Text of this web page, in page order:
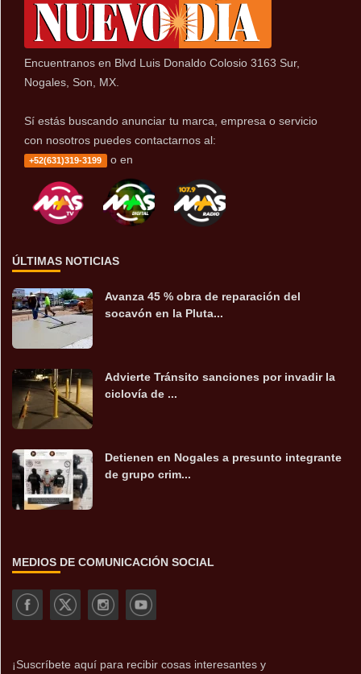
Encuentranos en Blvd Luis Donaldo Colosio 3163 Sur,
Nogales, Son, MX.
Sí estás buscando anunciar tu marca, empresa o servicio
con nosotros puedes contactarnos al:
+52(631)319-3199 o en
ÚLTIMAS NOTICIAS
Avanza 45 % obra de reparación del
socavón en la Pluta...
Advierte Tránsito sanciones por invadir la
ciclovía de ...
Detienen en Nogales a presunto integrante
de grupo crim...
MEDIOS DE COMUNICACIÓN SOCIAL
¡Suscríbete aquí para recibir cosas interesantes y